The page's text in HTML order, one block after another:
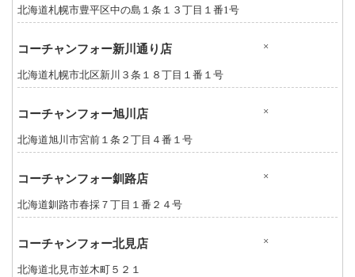
北海道札幌市豊平区中の島１条１３丁目１番1号
コーチャンフォー新川通り店 ×
北海道札幌市北区新川３条１８丁目１番１号
コーチャンフォー旭川店 ×
北海道旭川市宮前１条２丁目４番１号
コーチャンフォー釧路店 ×
北海道釧路市春採７丁目１番２４号
コーチャンフォー北見店 ×
北海道北見市並木町５２１